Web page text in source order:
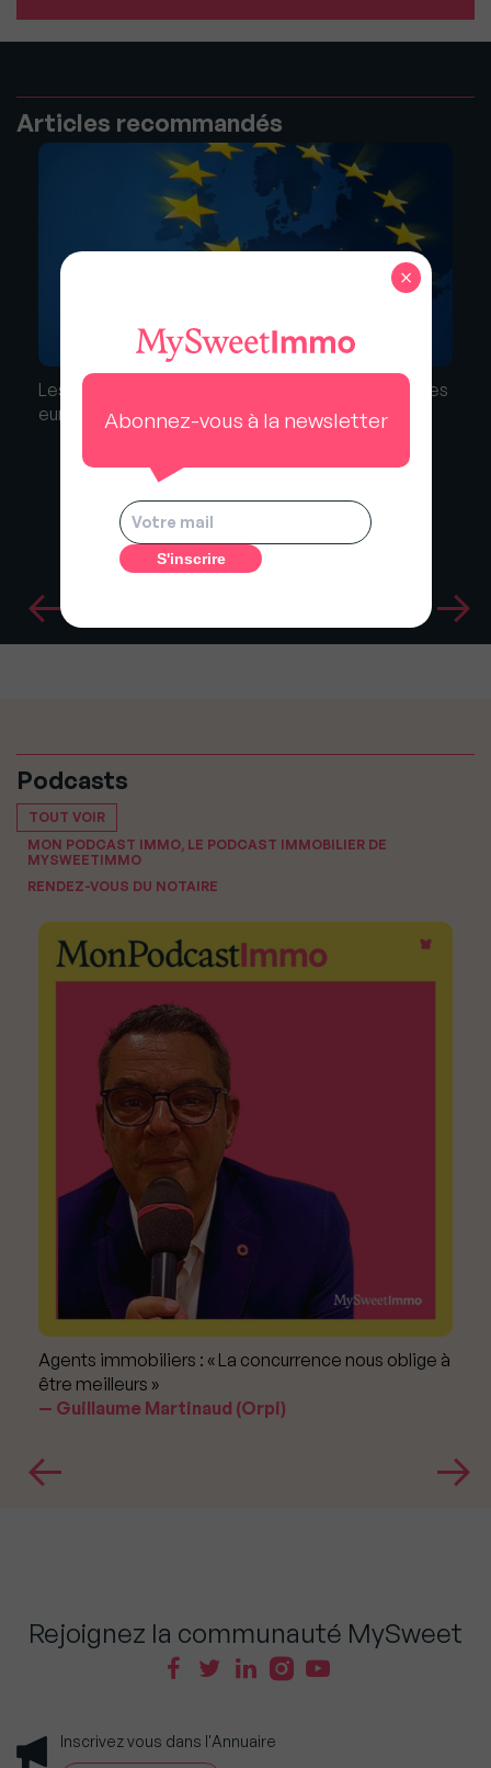
Articles recommandés
Les prix de l’immobilier flambent dans les capitales
européennes
Podcasts
TOUT VOIR
MON PODCAST IMMO, LE PODCAST IMMOBILIER DE
MYSWEETIMMO
RENDEZ-VOUS DU NOTAIRE
Agents immobiliers : « La concurrence nous oblige à
être meilleurs »
Guillaume Martinaud (Orpi)
Rejoignez la communauté MySweet
Inscrivez vous dans l'Annuaire
Abonnez-vous à la newsletter
×